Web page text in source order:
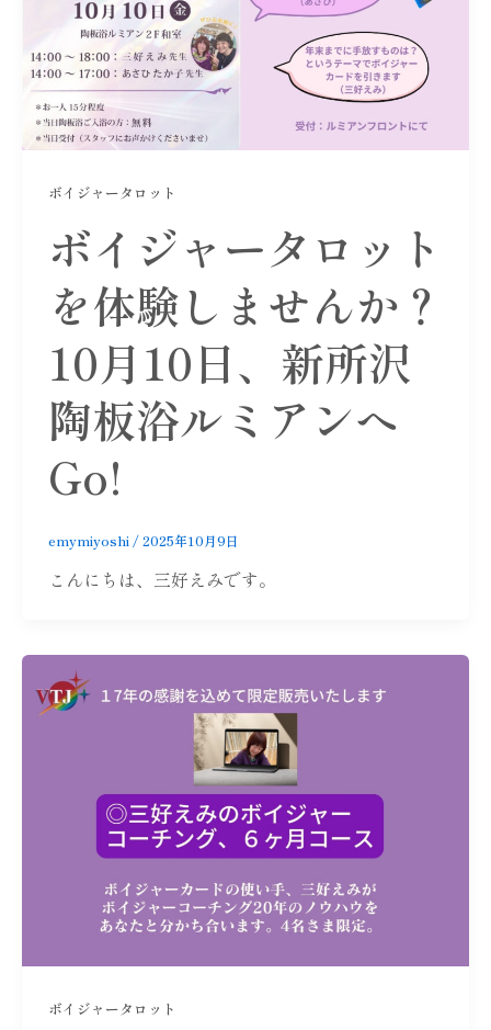
ボイジャータロット
ボイジャータロット
を体験しませんか？
10月10日、新所沢
陶板浴ルミアンへ
Go!
emymiyoshi /2025年10月9日
こんにちは、三好えみです。
ボイジャータロット